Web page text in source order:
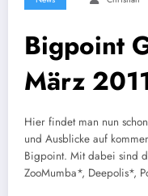
Bigpoint
März
Hier findet man nun
und Ausblicke auf
Bigpoint. Mit dabei sind
ZooMumba*, Deepolis*,